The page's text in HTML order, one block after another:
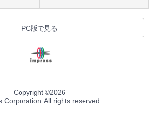
PC版で見る
Copyright ©2026
Corporation. All rights reserved.